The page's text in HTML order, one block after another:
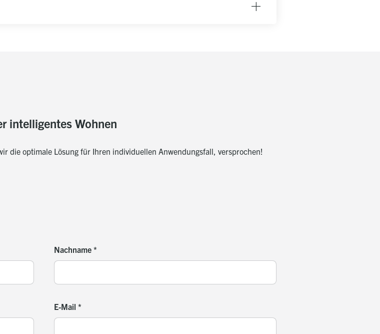
intelligentes Wohnen
die optimale Lösung für Ihren individuellen Anwendungsfall, versprochen!
Nachname *
E-Mail *